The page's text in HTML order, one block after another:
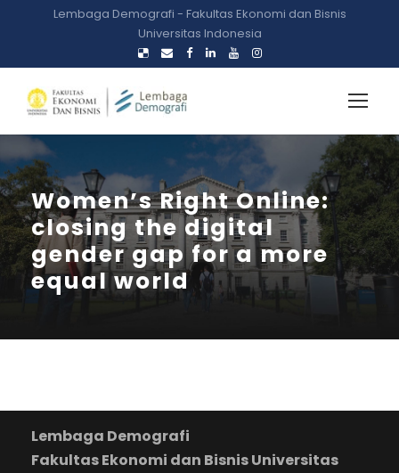
Lembaga Demografi - Fakultas Ekonomi dan Bisnis
Universitas Indonesia
Women’s Right Online:
closing the digital
gender gap for a more
equal world
Lembaga Demografi
Fakultas Ekonomi dan Bisnis Universitas